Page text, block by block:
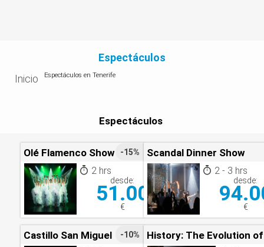
Espectáculos
Inicio
Espectáculos en Tenerife
Espectáculos
Olé Flamenco Show -15%
2 hrs
desde:
51.00
€
Scandal Dinner Show
2 - 3 hrs
desde:
€
Castillo San Miguel -10% History: The Evolution